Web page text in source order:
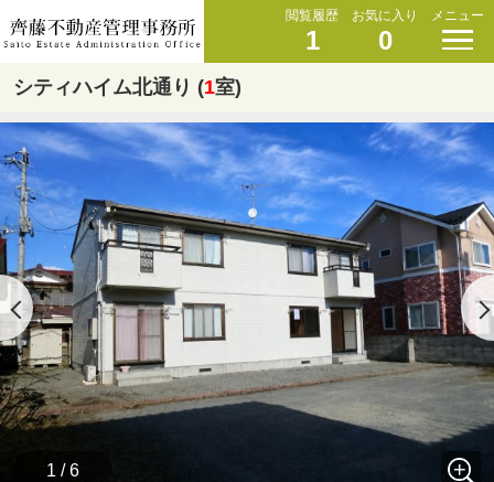
閲覧履歴
1
お気に入り
0
メニュー
シティハイム北通り (1室)
1 / 6